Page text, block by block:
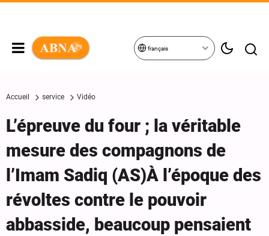
français
Accueil service Vidéo
L’épreuve du four ; la véritable
mesure des compagnons de
l’Imam Sadiq (AS)À l’époque des
révoltes contre le pouvoir
abbasside, beaucoup pensaient